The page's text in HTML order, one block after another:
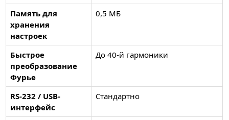
Память для
хранения
настроек
0,5 МБ
Быстрое
преобразование
Фурье
До 40-й гармоники
RS-232 / USB-
интерфейс
Стандартно